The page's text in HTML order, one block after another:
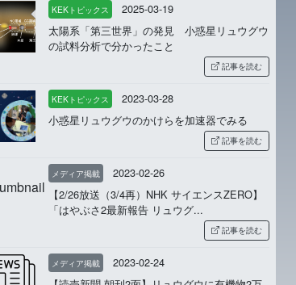
KEKトピックス
2025-03-19
太陽系「第三世界」の発見 小惑星リュウグウ
の試料分析で分かったこと
記事を読む
KEKトピックス
2023-03-28
小惑星リュウグウのかけらを加速器でみる
記事を読む
メディア掲載
2023-02-26
【2/26放送（3/4再）NHK サイエンスZERO】
「はやぶさ2最新報告 リュウグ...
記事を読む
メディア掲載
2023-02-24